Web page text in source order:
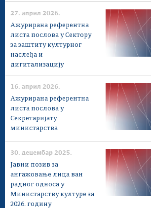
27. април 2026.
Ажурирана референтна
листа послова у Сектору
за заштиту културног
наслеђа и
дигитализацију
16. април 2026.
Ажурирана референтна
листа послова у
Секретаријату
министарства
30. децембар 2025.
Јавни позив за
ангажовање лица ван
радног односа у
Министарству културе за
2026. годину